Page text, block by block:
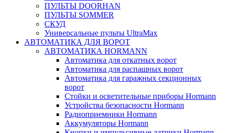
ПУЛЬТЫ DOORHAN
ПУЛЬТЫ SOMMER
СКУД
Универсальные пульты UltraMax
АВТОМАТИКА ДЛЯ ВОРОТ
АВТОМАТИКА HORMANN
Автоматика для откатных ворот
Автоматика для распашных ворот
Автоматика для гаражных секционных
ворот
Стойки и осветительные приборы Hormann
Устройства безопасности Hormann
Радиоприемники Hormann
Аккумуляторы Hormann